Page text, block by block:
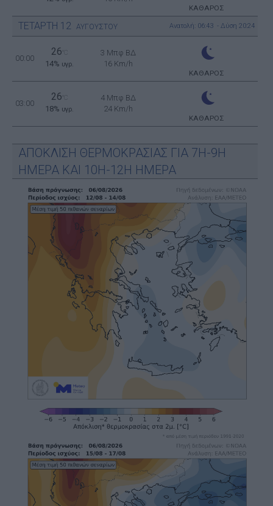
ΚΑΘΑΡΟΣ
ΤΕΤΑΡΤΗ 12 ΑΥΓΟΥΣΤΟΥ Ανατολή: 06:43 - Δύση 20:24
00:00
26
14% υγρ.
3 Μπφ ΒΔ
16 Km/h
ΚΑΘΑΡΟΣ
03:00
26
18% υγρ.
4 Μπφ ΒΔ
24 Km/h
ΚΑΘΑΡΟΣ
ΑΠΟΚΛΙΣΗ ΘΕΡΜΟΚΡΑΣΙΑΣ ΓΙΑ 7Η-9Η
ΗΜΕΡΑ ΚΑΙ 10Η-12Η ΗΜΕΡΑ